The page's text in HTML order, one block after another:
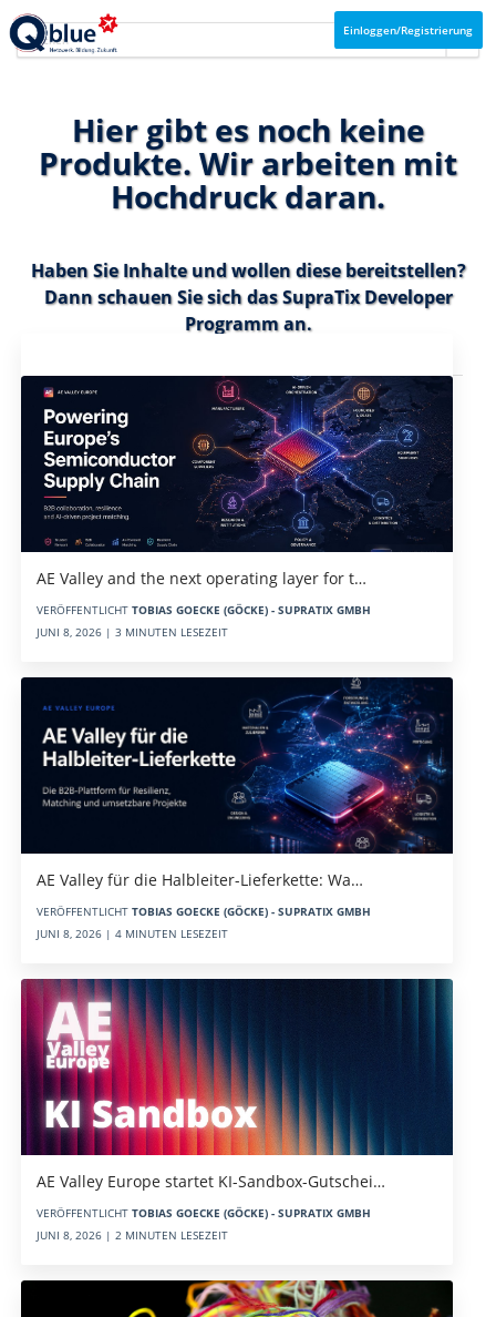
Einloggen/Registrierung
Hier gibt es noch keine
Produkte. Wir arbeiten mit
Hochdruck daran.
Haben Sie Inhalte und wollen diese bereitstellen?
Dann schauen Sie sich dasSupraTix Developer
Programman.
AE Valley and the next operating layer for t…
VERÖFFENTLICHT TOBIAS GOECKE (GÖCKE) - SUPRATIX GMBH
JUNI 8, 2026 | 3 MINUTEN LESEZEIT
AE Valley für die Halbleiter-Lieferkette: Wa…
VERÖFFENTLICHT TOBIAS GOECKE (GÖCKE) - SUPRATIX GMBH
JUNI 8, 2026 | 4 MINUTEN LESEZEIT
AE Valley Europe startet KI-Sandbox-Gutschei…
VERÖFFENTLICHT TOBIAS GOECKE (GÖCKE) - SUPRATIX GMBH
JUNI 8, 2026 | 2 MINUTEN LESEZEIT